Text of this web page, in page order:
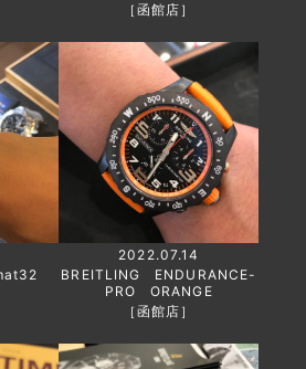
［函館店］
2022.07.14
BREITLING ENDURANCE-
PRO ORANGE
［函館店］